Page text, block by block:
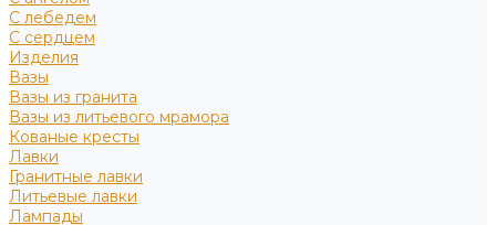
С лебедем
С сердцем
Изделия
Вазы
Вазы из гранита
Вазы из литьевого мрамора
Кованые кресты
Лавки
Гранитные лавки
Литьевые лавки
Лампады